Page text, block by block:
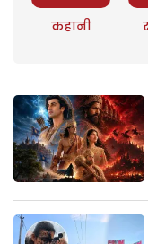
कहानी